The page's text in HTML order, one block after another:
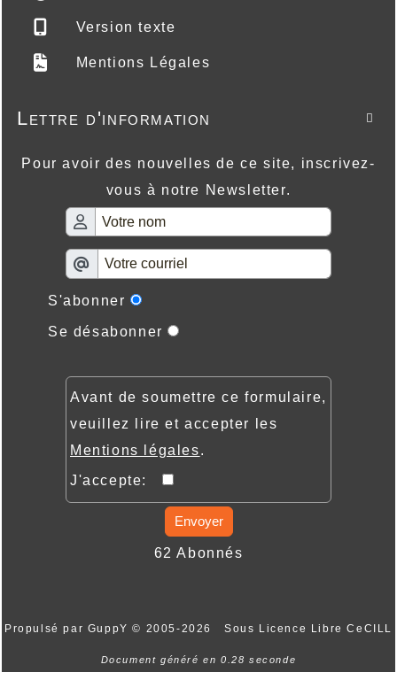
Version texte
Mentions Légales

Lettre d'information
Pour avoir des nouvelles de ce site, inscrivez-
vous à notre Newsletter.
S'abonner
Se désabonner
Avant de soumettre ce formulaire,
veuillez lire et accepter les
Mentions légales.
J'accepte:
Envoyer
62 Abonnés
Propulsé par GuppY© 2005-2026 Sous Licence Libre CeCILL
Document généré en 0.28 seconde